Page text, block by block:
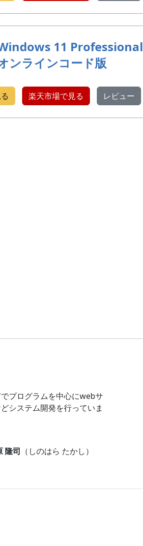
11 Professional
ンラインコード版
楽天市場で見る レビュー
プログラムを中心にwebサ
システム開発を行っていま
隆司 （しのはら たかし）